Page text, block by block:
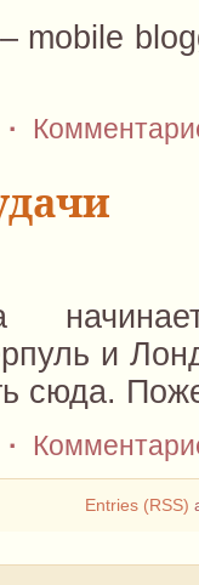
– mobile
·
и
сюда.
·
Entries (RSS)